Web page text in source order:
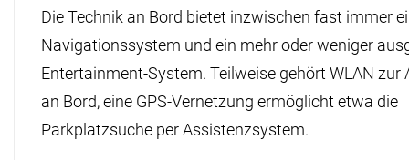
Die Technik an Bord bietet inzwischen fast immer
Navigationssystem und ein mehr oder weniger
Entertainment-System. Teilweise gehört WLAN zur
an Bord, eine GPS-Vernetzung ermöglicht etwa die
Parkplatzsuche per Assistenzsystem.